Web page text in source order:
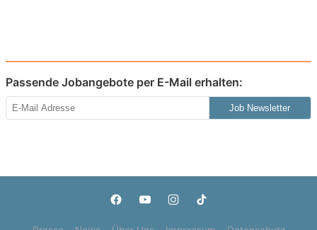
Passende Jobangebote per E-Mail erhalten:
Job Newsletter